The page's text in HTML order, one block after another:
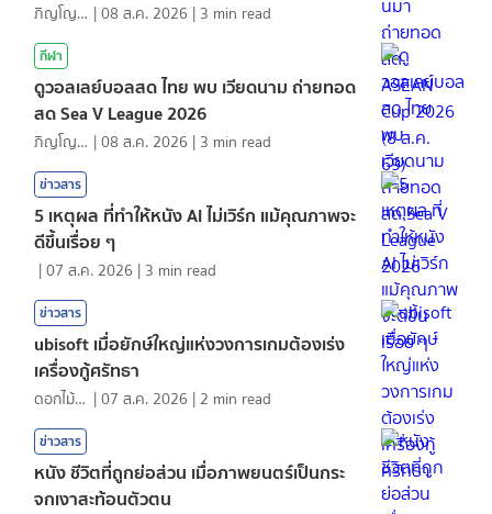
ภิญโญ ส่องแสง |08 ส.ค. 2026 | 3 min read
กีฬา
ดูวอลเลย์บอลสด ไทย พบ เวียดนาม ถ่ายทอด
สด Sea V League 2026
ภิญโญ ส่องแสง |08 ส.ค. 2026 | 3 min read
ข่าวสาร
5 เหตุผล ที่ทำให้หนัง AI ไม่เวิร์ก แม้คุณภาพจะ
ดีขึ้นเรื่อย ๆ
|07 ส.ค. 2026 | 3 min read
ข่าวสาร
ubisoft เมื่อยักษ์ใหญ่แห่งวงการเกมต้องเร่ง
เครื่องกู้ศรัทธา
ดอกไม้กับสายน้ำ |07 ส.ค. 2026 | 2 min read
ข่าวสาร
หนัง ชีวิตที่ถูกย่อส่วน เมื่อภาพยนตร์เป็นกระ
จกเงาสะท้อนตัวตน